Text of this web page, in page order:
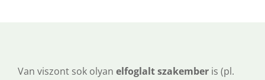
Van viszont sok olyanelfoglalt szakember is (pl.